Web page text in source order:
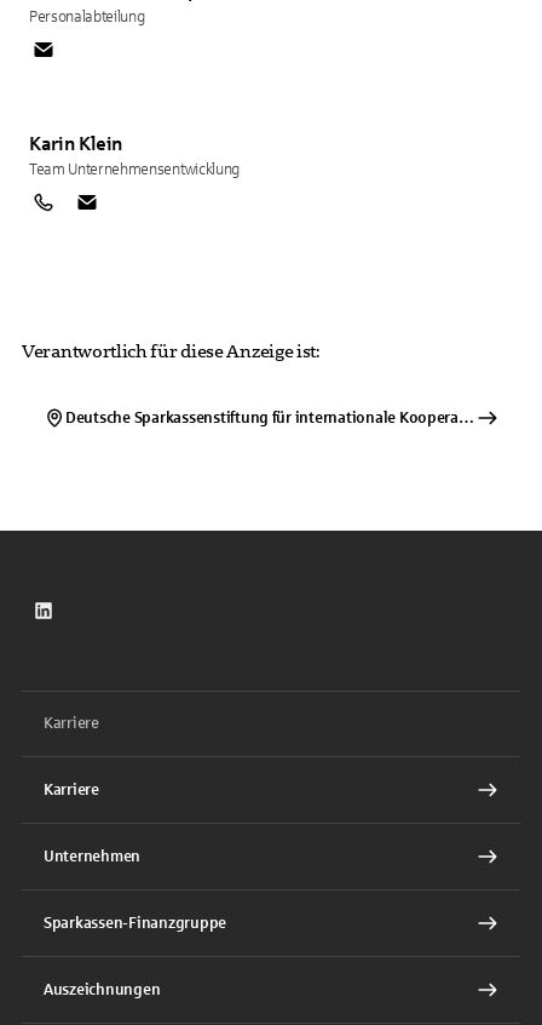
Personalabteilung
Karin Klein
Team Unternehmensentwicklung
Verantwortlich für diese Anzeige ist:
Deutsche Sparkassenstiftung für internationale Kooperation e.V
LinkedIn
Karriere
Karriere
Unternehmen
Sparkassen-Finanzgruppe
Auszeichnungen